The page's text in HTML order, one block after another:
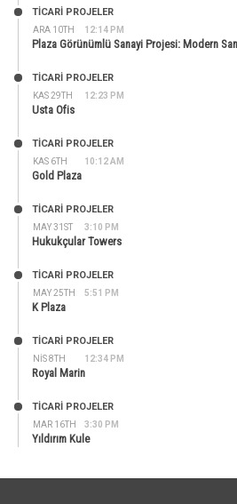
ARA 10TH 12:14 PM
TİCARİ PROJELER
Plaza Görünümlü Sanayi Projesi: Modern
KAS 29TH 12:23 PM
TİCARİ PROJELER
Usta Ofis
KAS 6TH 10:12 AM
TİCARİ PROJELER
Gold Plaza
MAY 31ST 3:10 PM
TİCARİ PROJELER
Hukukçular Towers
MAY 25TH 5:51 PM
TİCARİ PROJELER
K Plaza
NIS 8TH 12:34 PM
TİCARİ PROJELER
Royal Marin
MAR 16TH 3:30 PM
TİCARİ PROJELER
Yıldırım Kule